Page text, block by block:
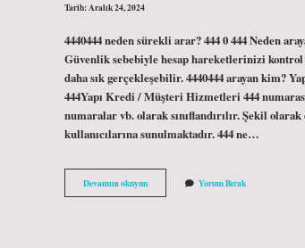
Tarih: Aralık 24, 2024
4440444 neden sürekli arar? 444 0 444 Neden
Güvenlik sebebiyle hesap hareketlerinizi
daha sık gerçekleşebilir. 4440444 arayan kim?
444Yapı Kredi / Müşteri Hizmetleri 444
numaralar vb. olarak sınıflandırılır. Şekil
kullanıcılarına sunulmaktadır. 444 ne…
Devamını okuyun4440444
Ne
Yorum Bırak